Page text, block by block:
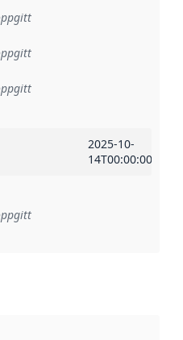
2025-10-
14T00:00:00Z
til ei implementeringsregel eller